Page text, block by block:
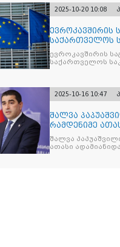
2025-10-20 10:08
ევროკავშირის
საქართველოს
ევროკავშირის
საქართველოს
2025-10-16 10:47
შალვა
რამდენიმე
შეიკრიბა,
შალვა
ათასი